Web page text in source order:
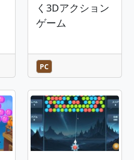
く3Dアクション
ゲーム
PC